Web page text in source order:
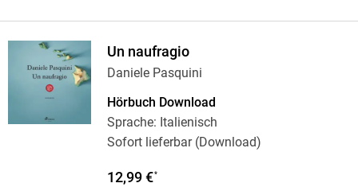
Un naufragio
Daniele Pasquini
Hörbuch Download
Sprache: Italienisch
Sofort lieferbar (Download)
12,99 €*